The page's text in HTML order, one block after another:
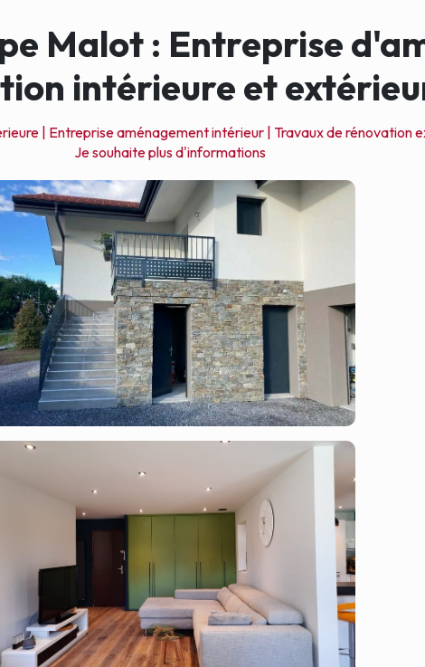
Malot : Entreprise
intérieure et
| Entreprise aménagement intérieur | Travaux de rénovation
Je souhaite plus d'informations